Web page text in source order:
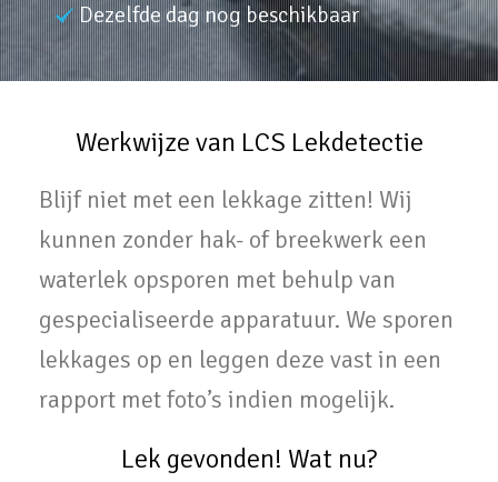
Dezelfde dag nog beschikbaar
Werkwijze van LCS Lekdetectie
Blijf niet met een lekkage zitten! Wij
kunnen zonder hak- of breekwerk een
waterlek opsporen met behulp van
gespecialiseerde apparatuur. We sporen
lekkages op en leggen deze vast in een
rapport met foto’s indien mogelijk.
Lek gevonden! Wat nu?